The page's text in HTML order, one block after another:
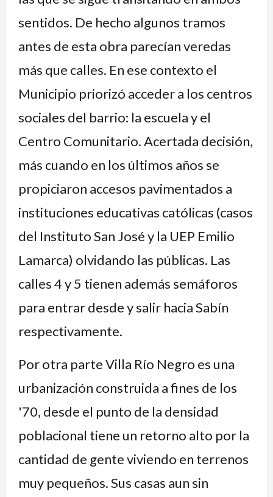
sentidos. De hecho algunos tramos
antes de esta obra parecían veredas
más que calles. En ese contexto el
Municipio priorizó acceder a los centros
sociales del barrio: la escuela y el
Centro Comunitario. Acertada decisión,
más cuando en los últimos años se
propiciaron accesos pavimentados a
instituciones educativas católicas (casos
del Instituto San José y la UEP Emilio
Lamarca) olvidando las públicas. Las
calles 4 y 5 tienen además semáforos
para entrar desde y salir hacia Sabín
respectivamente.
Por otra parte Villa Río Negro es una
urbanización construida a fines de los
'70, desde el punto de la densidad
poblacional tiene un retorno alto por la
cantidad de gente viviendo en terrenos
muy pequeños. Sus casas aun sin